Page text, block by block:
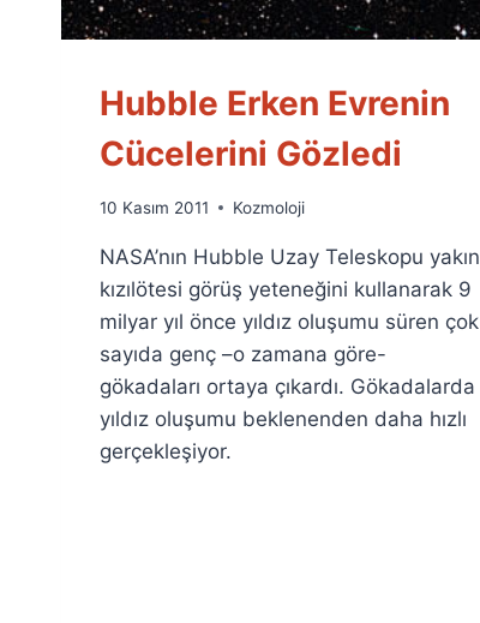
Hubble Erken Evrenin
Cücelerini Gözledi
By
Fuat
Özyar
10 Kasım 2011 Kozmoloji
NASA’nın Hubble Uzay Teleskopu yakın
kızılötesi görüş yeteneğini kullanarak 9
milyar yıl önce yıldız oluşumu süren çok
sayıda genç –o zamana göre-
gökadaları ortaya çıkardı. Gökadalarda
yıldız oluşumu beklenenden daha hızlı
gerçekleşiyor.